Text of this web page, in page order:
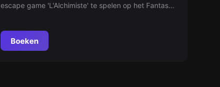
escape game 'L'Alchimiste' te spelen op het Fantasy-
Boeken